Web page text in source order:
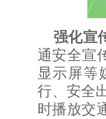
强化宣
通安全宣
显示屏等
行、安全
时播放交